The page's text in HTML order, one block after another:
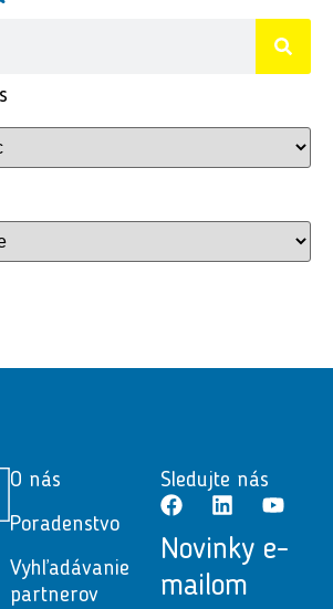
O nás
Poradenstvo
Vyhľadávanie
partnerov
Sledujte nás
Novinky e-
mailom